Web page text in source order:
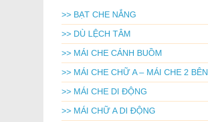
>> BẠT CHE NẮNG
>> DÙ LỆCH TÂM
>> MÁI CHE CÁNH BUỒM
>> MÁI CHE CHỮ A – MÁI CHE 2 BÊN
>> MÁI CHE DI ĐỘNG
>> MÁI CHỮ A DI ĐỘNG